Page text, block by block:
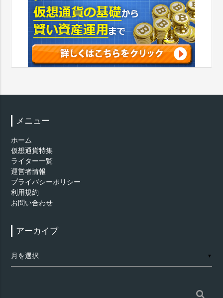
メニュー
ホーム
仮想通貨特集
ライター一覧
運営者情報
プライバシーポリシー
利用規約
お問い合わせ
アーカイブ
ー
▼